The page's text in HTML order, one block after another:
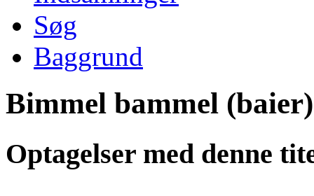
Søg
Baggrund
Bimmel bammel (baier)
Optagelser med denne